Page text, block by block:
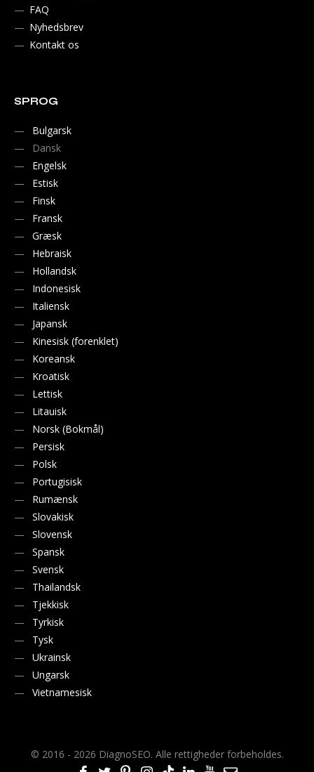
FAQ
Nyhedsbrev
Kontakt os
SPROG
Bulgarsk
Dansk
Engelsk
Estisk
Finsk
Fransk
Græsk
Hebraisk
Hollandsk
Indonesisk
Italiensk
Japansk
Kinesisk (forenklet)
Koreansk
Kroatisk
Lettisk
Litauisk
Norsk (Bokmål)
Persisk
Polsk
Portugisisk
Rumænsk
Slovakisk
Slovensk
Spansk
Svensk
Thailandsk
Tjekkisk
Tyrkisk
Tysk
Ukrainsk
Ungarsk
Vietnamesisk
© 2016 - 2026 DiagnoSEO. Alle rettigheder forbeholdes.